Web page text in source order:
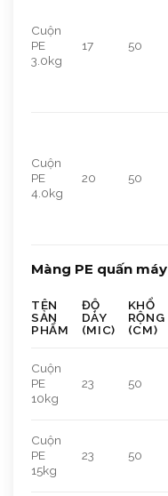
Cuộn
PE
3.0kg
17 50
Cuộn
PE
4.0kg
20 50
Màng PE quấn máy
TÊN
SẢN
PHẨM
ĐỘ
DÀY
(MIC)
KHỔ
RỘNG
(CM)
Cuộn
PE
10kg
23 50
Cuộn
PE
15kg
23 50